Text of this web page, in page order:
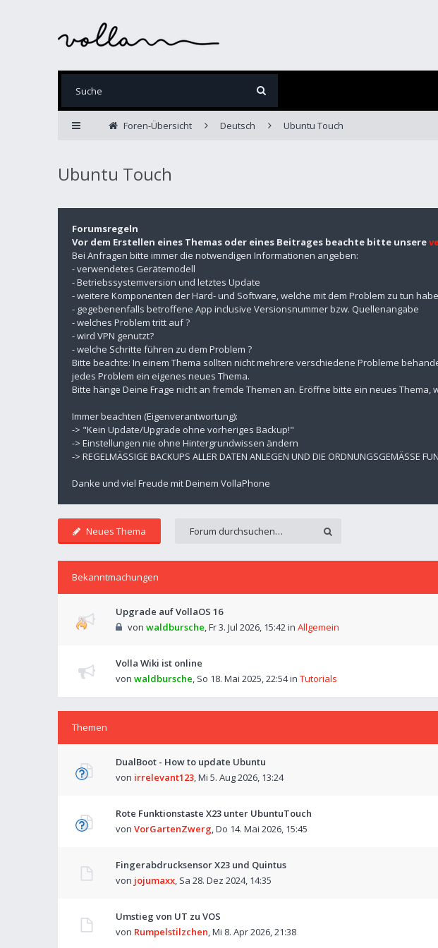
Foren-Übersicht Deutsch Ubuntu Touch
Ubuntu Touch
Forumsregeln
Vor dem Erstellen eines Themas oder eines Beitrages beachte bitte unsere
Bei Anfragen bitte immer die notwendigen Informationen angeben:
- verwendetes Gerätemodell
- Betriebssystemversion und letztes Update
- weitere Komponenten der Hard- und Software, welche mit dem Problem zu tun
- gegebenenfalls betroffene App inclusive Versionsnummer bzw. Quellenangabe
- welches Problem tritt auf ?
- wird VPN genutzt?
- welche Schritte führen zu dem Problem ?
Bitte beachte: In einem Thema sollten nicht mehrere verschiedene Probleme
jedes Problem ein eigenes neues Thema.
Bitte hänge Deine Frage nicht an fremde Themen an. Eröffne bitte ein neues Thema,
Immer beachten (Eigenverantwortung):
-> "Kein Update/Upgrade ohne vorheriges Backup!"
-> Einstellungen nie ohne Hintergrundwissen ändern
-> REGELMÄSSIGE BACKUPS ALLER DATEN ANLEGEN UND DIE ORDNUNGSGEMÄSSE
Danke und viel Freude mit Deinem VollaPhone
Neues Thema
Bekanntmachungen
Upgrade auf VollaOS 16
von waldbursche,Fr 3. Jul 2026, 15:42in Allgemein
Volla Wiki ist online
von waldbursche, So 18. Mai 2025, 22:54in Tutorials
Themen
DualBoot - How to update Ubuntu
von irrelevant123,Mi 5. Aug 2026, 13:24
Rote Funktionstaste X23 unter UbuntuTouch
von VorGartenZwerg,Do 14. Mai 2026, 15:45
Fingerabdrucksensor X23 und Quintus
von jojumaxx, Sa 28. Dez 2024, 14:35
Umstieg von UT zu VOS
von Rumpelstilzchen,Mi 8. Apr 2026, 21:38